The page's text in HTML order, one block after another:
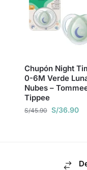
Chupón Night
0-6M Verde
Nubes –
Tippee
S/45.90 S/36.90